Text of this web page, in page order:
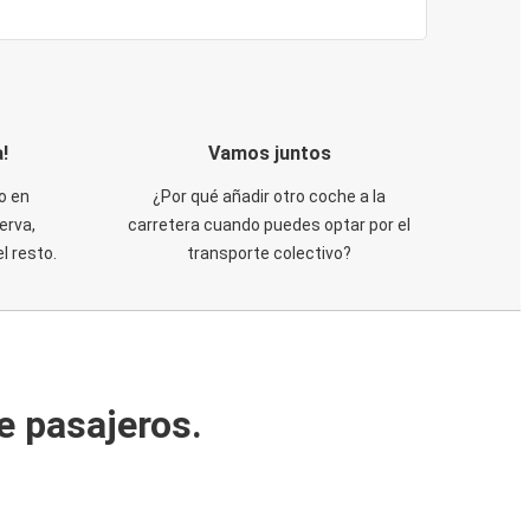
en
resto.
Vamos juntos
¿Por qué añadir otro coche a la
carretera cuando puedes optar por el
transporte colectivo?
pasajeros.